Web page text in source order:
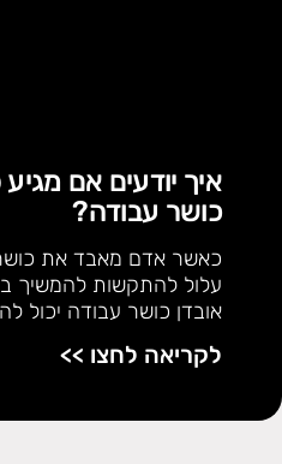
איך יודעים אם מגיע
כושר עבודה?
כאשר אדם מאבד את
עלול להתקשות להמשיך
אובדן כושר עבודה יכול
לקריאה לחצו >>